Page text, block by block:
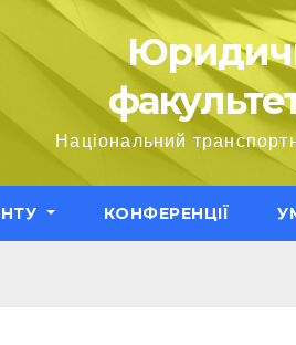
Національний
КОНФЕРЕНЦІЇ